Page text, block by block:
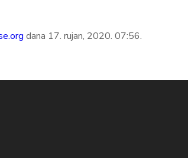
dana 17. rujan, 2020. 07:56.